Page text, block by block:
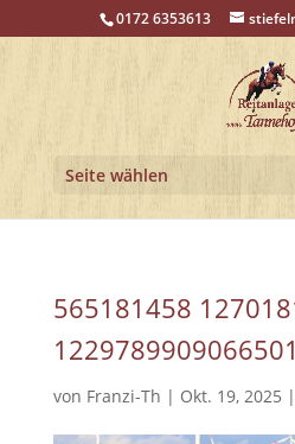
0172 6353613
Seite wählen
565181458
von Franzi-Th | Okt. 19, 2025 |